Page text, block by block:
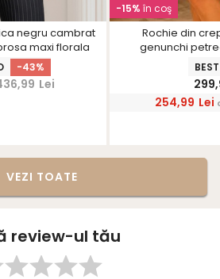
negru cambrat
maxi florala
-43%
Lei
-15% în coş
Rochie din
genunchi
volanase
254,99 Lei
VEZI TOATE
review-ul tău